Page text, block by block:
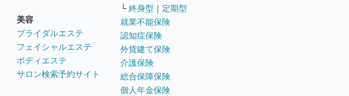
美容
ブライダルエステ
フェイシャルエステ
ボディエステ
サロン検索予約サイト
└ 終身型 ｜ 定期型
就業不能保険
認知症保険
外貨建て保険
介護保険
総合保障保険
個人年金保険